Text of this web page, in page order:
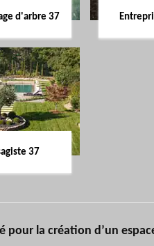
d'arbre 37
37
pour la création d’un